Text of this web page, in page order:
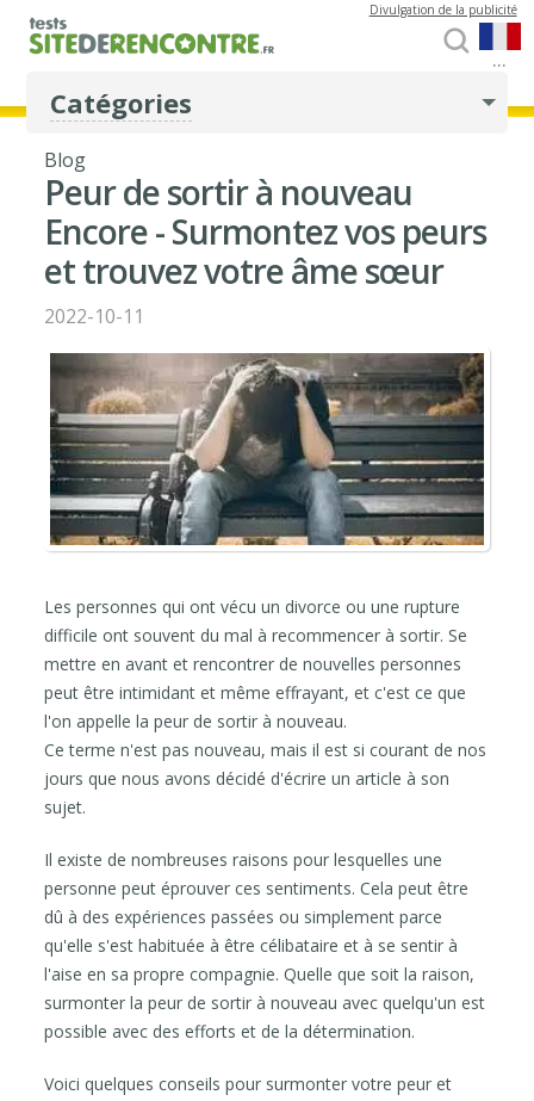
...
Divulgation de la publicité
Catégories
Blog
Peur de sortir à nouveau
Encore - Surmontez vos peurs
et trouvez votre âme sœur
2022-10-11
Les personnes qui ont vécu un divorce ou une rupture
difficile ont souvent du mal à recommencer à sortir. Se
mettre en avant et rencontrer de nouvelles personnes
peut être intimidant et même effrayant, et c'est ce que
l'on appelle la peur de sortir à nouveau.
Ce terme n'est pas nouveau, mais il est si courant de nos
jours que nous avons décidé d'écrire un article à son
sujet.
Il existe de nombreuses raisons pour lesquelles une
personne peut éprouver ces sentiments. Cela peut être
dû à des expériences passées ou simplement parce
qu'elle s'est habituée à être célibataire et à se sentir à
l'aise en sa propre compagnie. Quelle que soit la raison,
surmonter la peur de sortir à nouveau avec quelqu'un est
possible avec des efforts et de la détermination.
Voici quelques conseils pour surmonter votre peur et